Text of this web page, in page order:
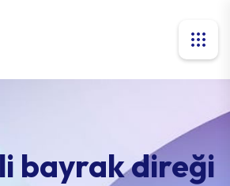
bayrak direği